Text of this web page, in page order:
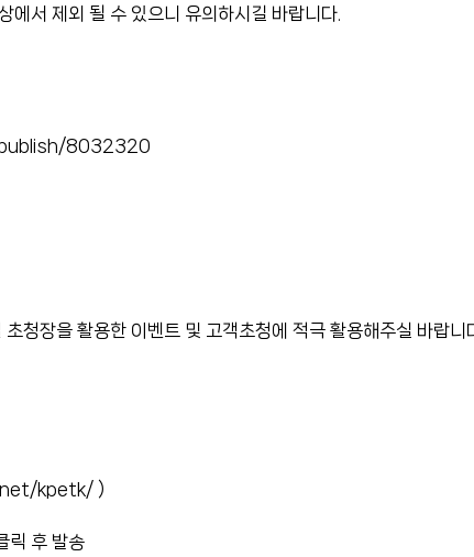
서 제외 될 수 있으니 유의하시길 바랍니다.
8032320
청장을 활용한 이벤트 및 고객초청에 적극 활용해주실 바랍니
kpetk/)
릭 후 발송